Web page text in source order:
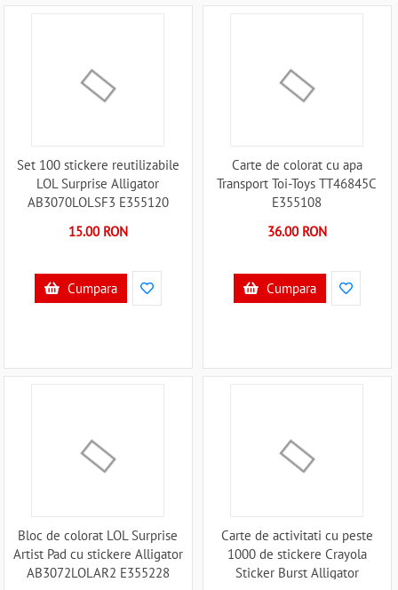
Set 100 stickere reutilizabile
LOL Surprise Alligator
AB3070LOLSF3 E355120
15.00 RON
Cumpara
Carte de colorat cu apa
Transport Toi-Toys TT46845C
E355108
36.00 RON
Cumpara
Bloc de colorat LOL Surprise
Artist Pad cu stickere Alligator
AB3072LOLAR2 E355228
Carte de activitati cu peste
1000 de stickere Crayola
Sticker Burst Alligator